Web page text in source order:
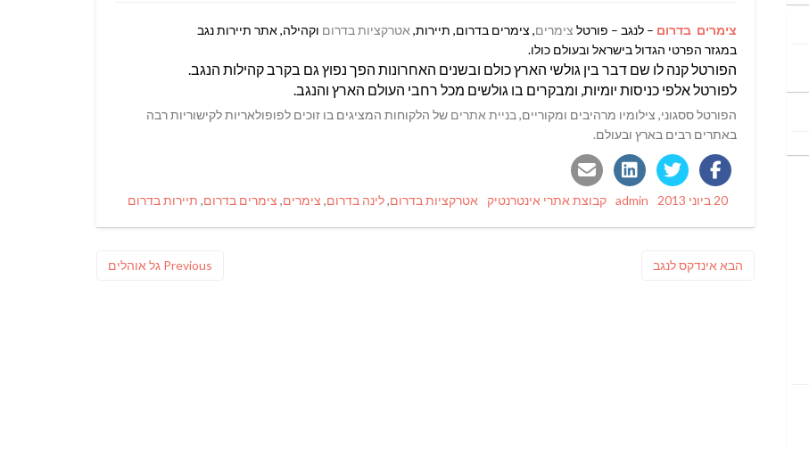
צימרים בדרום – לנגב – פורטל צימרים, צימרים בדרום, תיירות, אטרקציות בדרום וקהילה, אתר תיירות נגב
במגזר הפרטי הגדול בישראל ובעולם כולו.
הפורטל קנה לו שם דבר בין גולשי הארץ כולם ובשנים האחרונות הפך נפוץ גם בקרב קהילות הנגב.
לפורטל אלפי כניסות יומיות, ומבקרים בו גולשים מכל רחבי העולם הארץ והנגב.
הפורטל ססגוני, צילומיו מרהיבים ומקוריים, בניית אתרים של הלקוחות המציגים בו זוכים לפופולאריות לקישוריות רבה
באתרים רבים בארץ ובעולם.
Posted
20 ביוני 2013 Author
admin
Categories
קבוצת אתרי אינטרנטיק Tags
אטרקציות בדרום,לינה בדרום, צימרים, צימרים בדרום, תיירות בדרום
Previous
Previous
גל אוהלים הבא פוסט
אינדקס לנגב